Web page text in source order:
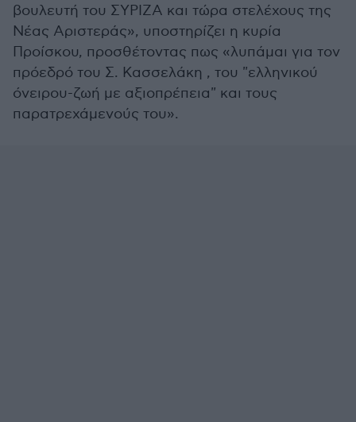
βουλευτή του ΣΥΡΙΖΑ και τώρα στελέχους της
Νέας Αριστεράς», υποστηρίζει η κυρία
Προίσκου, προσθέτοντας πως «λυπάμαι για τον
πρόεδρό του Σ. Κασσελάκη , του "ελληνικού
όνειρου-ζωή με αξιοπρέπεια" και τους
παρατρεχάμενούς του».